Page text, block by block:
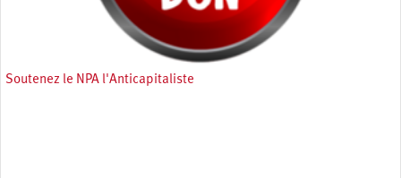
Soutenez le NPA l'Anticapitaliste